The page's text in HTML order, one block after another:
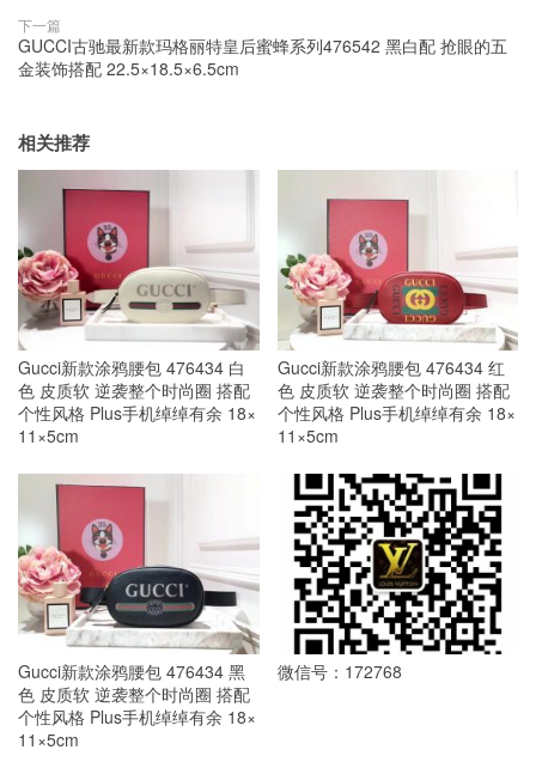
下一篇
GUCCI古驰最新款玛格丽特皇后蜜蜂系列476542 黑白配 抢眼的五
金装饰搭配 22.5×18.5×6.5cm
相关推荐
Gucci新款涂鸦腰包 476434 白
色 皮质软 逆袭整个时尚圈 搭配
个性风格 Plus手机绰绰有余 18×
11×5cm
Gucci新款涂鸦腰包 476434 红
色 皮质软 逆袭整个时尚圈 搭配
个性风格 Plus手机绰绰有余 18×
11×5cm
Gucci新款涂鸦腰包 476434 黑
色 皮质软 逆袭整个时尚圈 搭配
个性风格 Plus手机绰绰有余 18×
11×5cm
微信号：172768